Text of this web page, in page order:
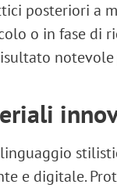
posteriori a
o in fase di
e digitale.